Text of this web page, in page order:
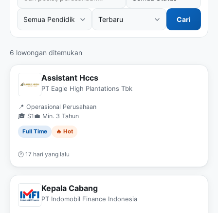
Cari
6 lowongan ditemukan
Assistant Hccs
PT Eagle High Plantations Tbk
📍 Operasional Perusahaan
🎓 S1 💼 Min. 3 Tahun
Full Time 🔥 Hot
🕐 17 hari yang lalu
Kepala Cabang
PT Indomobil Finance Indonesia